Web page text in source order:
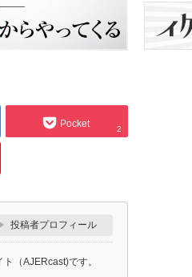
Pocket 2
投稿者プロフィール
（AJERcast)です。